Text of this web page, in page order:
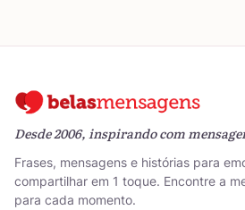
Desde 2006, inspirando com
Frases, mensagens e histórias para
compartilhar em 1 toque. Encontre a
para cada momento.